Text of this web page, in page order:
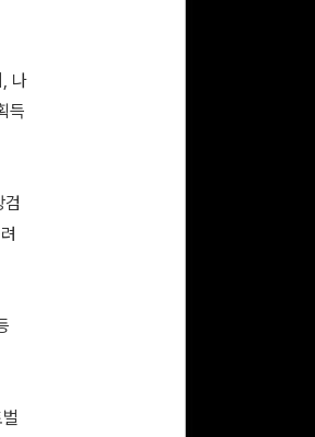
나
득